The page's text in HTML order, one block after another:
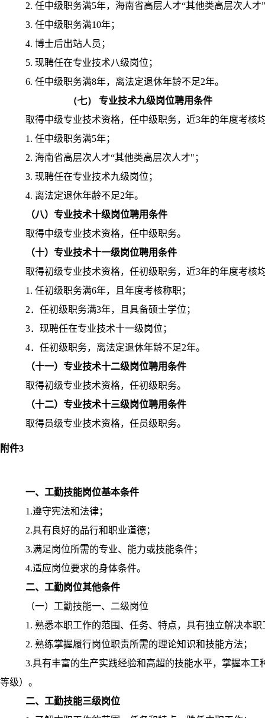
2. 任中级职务满5年，海南省高层人才“其他类高层次人才
3. 任中级职务满10年；
4. 博士后出站人员；
5. 现聘任在专业技术八级岗位；
6. 任中级职务满8年，离法定退休年龄不足2年。
（七）
专业技术九级岗位聘用条件
取得中级专业技术资格，任中级职务，近3年的年度考核
1. 任中级职务满5年；
2. 海南省高层次人才“其他类高层次人才" ；
3. 现聘任在专业技术九级岗位；
4. 离法定退休年龄不足2年。
（八）专业技术十级岗位聘用条件
取得中级专业技术资格，任中级职务。
（十）专业技术十一级岗位聘用条件
取得初级专业技术资格，任初级职务，近3年的年度考核
1. 任初级职务满6年，且年度考核称职；
2．任初级职务满3年，且具备硕士学位；
3．现聘任在专业技术十一级岗位；
4．任初级职务，离法定退休年龄不足2年。
（十一）专业技术十二级岗位聘用条件
取得初级专业技术资格，任初级职务。
（十二）专业技术十三级岗位聘用条件
取得员级专业技术资格，任员级职务。
附件3
一、工勤技能岗位基本条件
1.遵守宪法和法律；
2.具有良好的品行和职业道德；
3.满足岗位所需的专业、能力或技能条件；
4.适应岗位要求的身体条件。
二、工勤岗位其他条件
（一）工勤技能一、二级岗位
1. 熟悉本职工作的范围、任务、特点，具有独立解决本
2. 熟练掌握履行岗位职责所需的理论知识和技能方法；
3.具有丰富的生产实践经验和高超的技能水平，掌握本
等级）。
二、工勤技能三级岗位